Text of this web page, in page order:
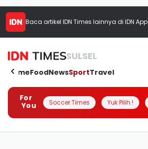
Baca artikel IDN Times lainnya di IDN App
SULSEL
HomeFoodNewsSportTravel
For
You
Soccer Times Yuk Pilih !